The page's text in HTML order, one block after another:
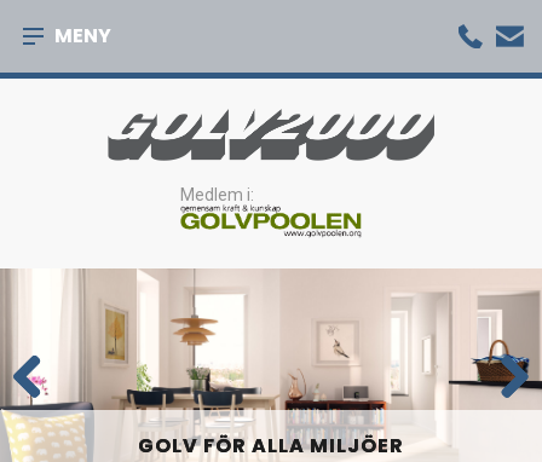
Medlem i:
MENY
GOLV FÖR ALLA MILJÖER
AUKTORISERAT GOLVFÖRETAG
Previous Next